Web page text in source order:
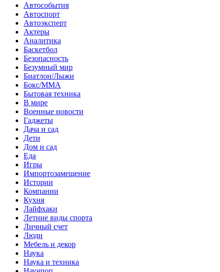
Автособытия
Автоспорт
Автоэксперт
Актеры
Аналитика
Баскетбол
Безопасность
Безумный мир
Биатлон/Лыжи
Бокс/MMA
Бытовая техника
В мире
Военные новости
Гаджеты
Дача и сад
Дети
Дом и сад
Еда
Игры
Импортозамещение
Истории
Компании
Кухня
Лайфхаки
Летние виды спорта
Личный счет
Люди
Мебель и декор
Наука
Наука и техника